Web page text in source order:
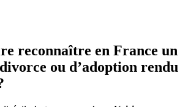
reconnaître en France un
ou d’adoption rendu